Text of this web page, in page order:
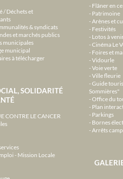
/ Déchets et
& syndicats
et marchés publics
municipales
municipal
à télécharger
SOLIDARITÉ
CONTRE LE CANCER
- Mission Locale
Flâner en
Patrimoine
Arènes et
Festivités
Lotos à
Cinéma Le
Foires et
Vidourle
Voie verte
Ville fleurie
Guide
Sommières"
Office du
Plan
Parkings
Bornes
Arrêts